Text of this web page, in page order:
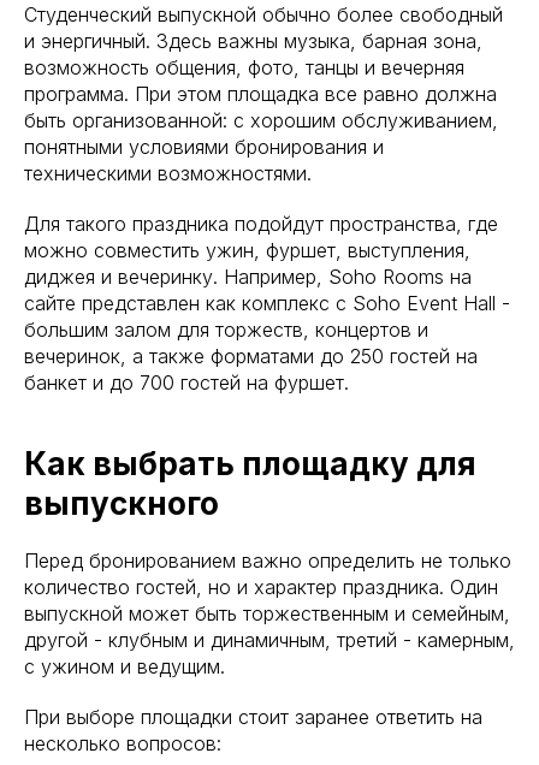
Студенческий выпускной обычно более свободный
и энергичный. Здесь важны музыка, барная зона,
возможность общения, фото, танцы и вечерняя
программа. При этом площадка все равно должна
быть организованной: с хорошим обслуживанием,
понятными условиями бронирования и
техническими возможностями.
Для такого праздника подойдут пространства, где
можно совместить ужин, фуршет, выступления,
диджея и вечеринку. Например, Soho Rooms на
сайте представлен как комплекс с Soho Event Hall -
большим залом для торжеств, концертов и
вечеринок, а также форматами до 250 гостей на
банкет и до 700 гостей на фуршет.
Как выбрать площадку для
выпускного
Перед бронированием важно определить не только
количество гостей, но и характер праздника. Один
выпускной может быть торжественным и семейным,
другой - клубным и динамичным, третий - камерным,
с ужином и ведущим.
При выборе площадки стоит заранее ответить на
несколько вопросов: